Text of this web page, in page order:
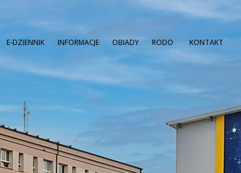
E-DZIENNIK INFORMACJE OBIADY RODO KONTAKT